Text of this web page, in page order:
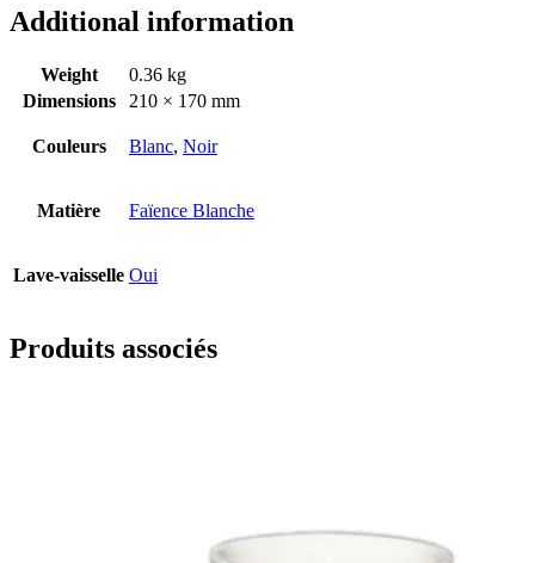
Additional information
Weight
0.36 kg
Dimensions
210 × 170 mm
Couleurs Blanc, Noir
Matière Faïence Blanche
Lave-vaisselle Oui
Produits associés